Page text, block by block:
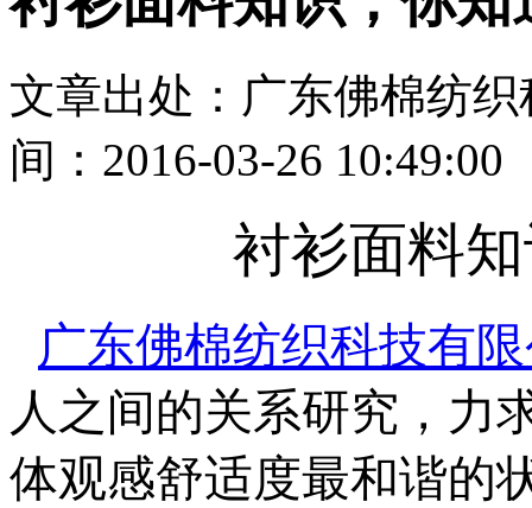
文章出处：广东佛棉纺
间：2016-03-26 10:49:00
衬衫面料
广东佛棉纺织科技有
人之间的关系研究，力
体观感舒适度最和谐的